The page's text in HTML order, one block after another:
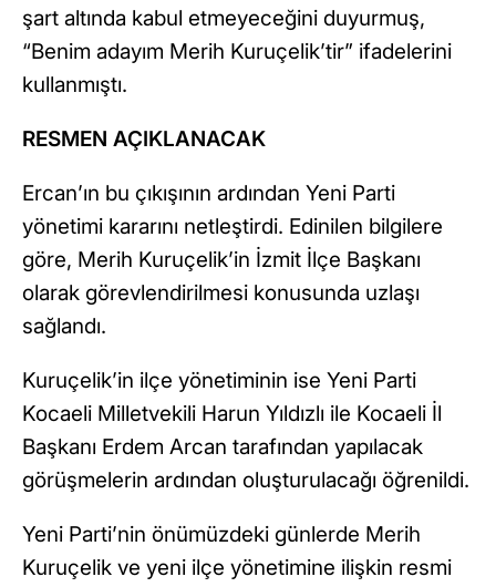
şart altında kabul etmeyeceğini duyurmuş,
“Benim adayım Merih Kuruçelik’tir” ifadelerini
kullanmıştı.
RESMEN AÇIKLANACAK
Ercan’ın bu çıkışının ardından Yeni Parti
yönetimi kararını netleştirdi. Edinilen bilgilere
göre, Merih Kuruçelik’in İzmit İlçe Başkanı
olarak görevlendirilmesi konusunda uzlaşı
sağlandı.
Kuruçelik’in ilçe yönetiminin ise Yeni Parti
Kocaeli Milletvekili Harun Yıldızlı ile Kocaeli İl
Başkanı Erdem Arcan tarafından yapılacak
görüşmelerin ardından oluşturulacağı öğrenildi.
Yeni Parti’nin önümüzdeki günlerde Merih
Kuruçelik ve yeni ilçe yönetimine ilişkin resmi